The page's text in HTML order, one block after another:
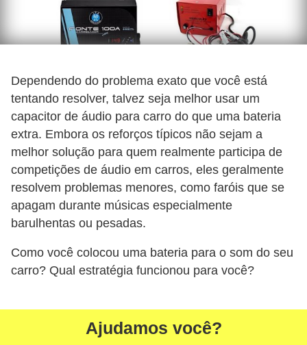
Dependendo do problema exato que você está
tentando resolver, talvez seja melhor usar um
capacitor de áudio para carro do que uma bateria
extra. Embora os reforços típicos não sejam a
melhor solução para quem realmente participa de
competições de áudio em carros, eles geralmente
resolvem problemas menores, como faróis que se
apagam durante músicas especialmente
barulhentas ou pesadas.
Como você colocou uma bateria para o som do seu
carro? Qual estratégia funcionou para você?
Ajudamos você?